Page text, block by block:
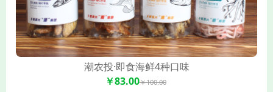
潮农投·即食海鲜4种口味
￥83.00￥100.00